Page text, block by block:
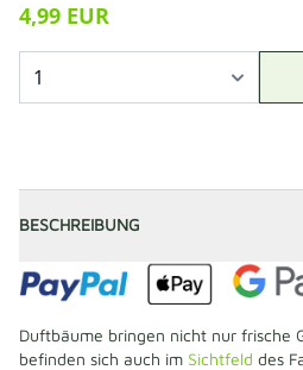
4,99 EUR
BESCHREIBUNG
Duftbäume bringen nicht nur frische
befinden sich auch im Sichtfeld des